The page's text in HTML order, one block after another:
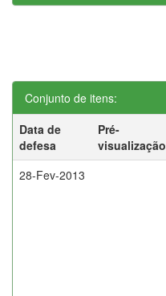
Conjunto de itens:
Data de
defesa
Pré-
visualização
28-Fev-2013